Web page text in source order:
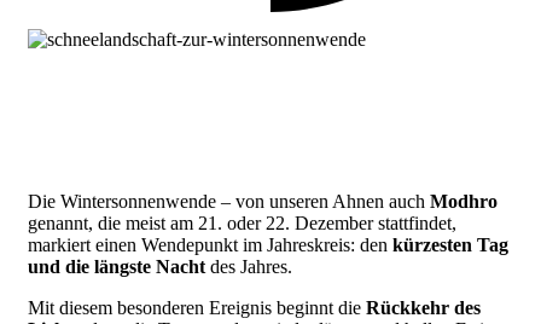
Die Wintersonnenwende – von unseren Ahnen auch Modhro
genannt, die meist am 21. oder 22. Dezember stattfindet,
markiert einen Wendepunkt im Jahreskreis: den kürzesten Tag
und die längste Nacht des Jahres.
Mit diesem besonderen Ereignis beginnt die Rückkehr des